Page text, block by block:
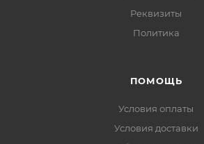
Реквизиты
Политика
ПОМОЩЬ
Условия оплаты
Условия доставки